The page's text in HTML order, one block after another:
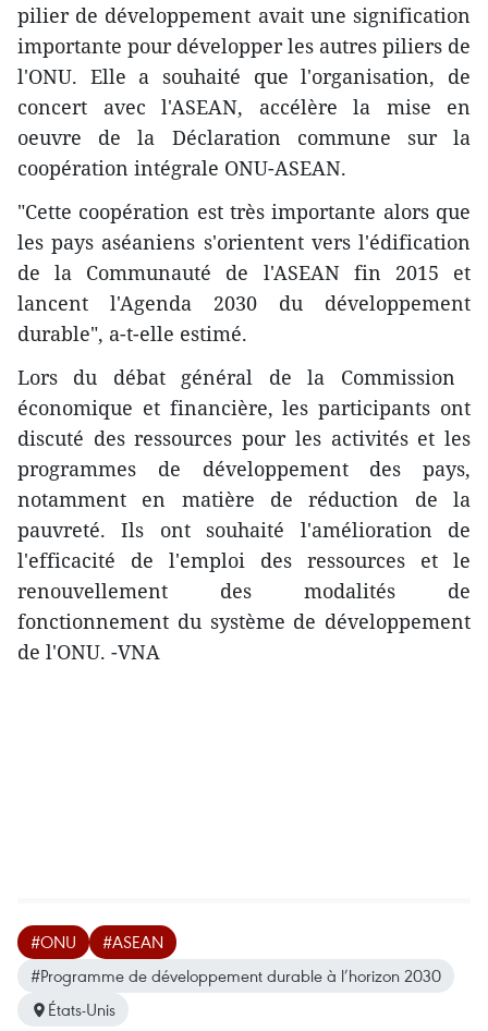
pilier de développement ​avait une signification
importante pour développer les autres piliers de
l'ONU. Elle a souhaité que l'organisation, de
concert avec l'ASEAN, accélère la mise en
oeuvre de la Déclaration commune sur la
coopération intégrale ONU-ASEAN.
"Cette coopération est très importante ​alors que
les pays aséaniens s'orientent vers l'édification
de la Communauté de l'ASEAN fin 2015 et
lancent l'Agenda 2030 du développement
durable", a-t-elle estimé.
Lors du débat ​général ​de la Commission ​
économique et financière, les participants ont
discuté des ressources ​pour les activités et les
programmes de développement ​des pays,
notamment​ en matière de réduction de la
pauvreté. Ils ont souhaité l'amélioration de
l'efficacité de l'emploi des ressources et le
renouvellement des modalités de
fonctionnement du système de développement
de l'ONU. -VNA
#ONU
#ASEAN
#Programme de développement durable à l’horizon 2030
États-Unis